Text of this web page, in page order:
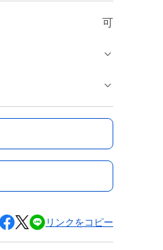
可
リンクをコピー